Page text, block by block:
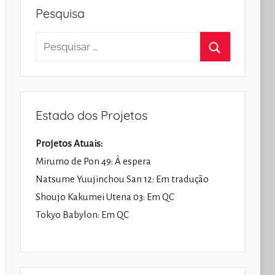
Pesquisa
Pesquisar
Estado dos Projetos
Projetos Atuais:
Mirumo de Pon 49: À espera
Natsume Yuujinchou San 12: Em tradução
Shoujo Kakumei Utena 03: Em QC
Tokyo Babylon: Em QC